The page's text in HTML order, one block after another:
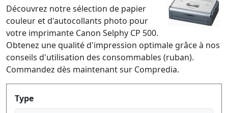
Découvrez notre sélection de papier
couleur et d'autocollants photo pour
votre imprimante Canon Selphy CP 500.
Obtenez une qualité d'impression optimale grâce à nos
conseils d'utilisation des consommables (ruban).
Commandez dès maintenant sur Compredia.
Produktfilter
Type